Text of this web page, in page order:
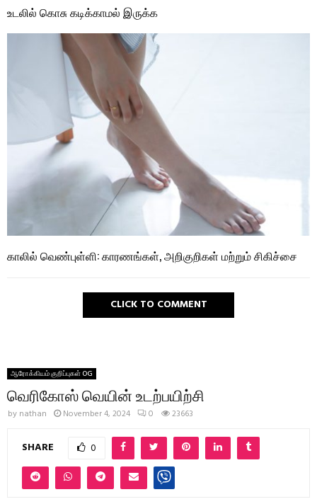
உடலில் கொசு கடிக்காமல் இருக்க
காலில் வெண்புள்ளி: காரணங்கள், அறிகுறிகள் மற்றும் சிகிச்சை
CLICK TO COMMENT
ஆரோக்கியம் குறிப்புகள் OG
வெரிகோஸ் வெயின் உடற்பயிற்சி
by nathan November 4, 2024 0 23663
SHARE 0